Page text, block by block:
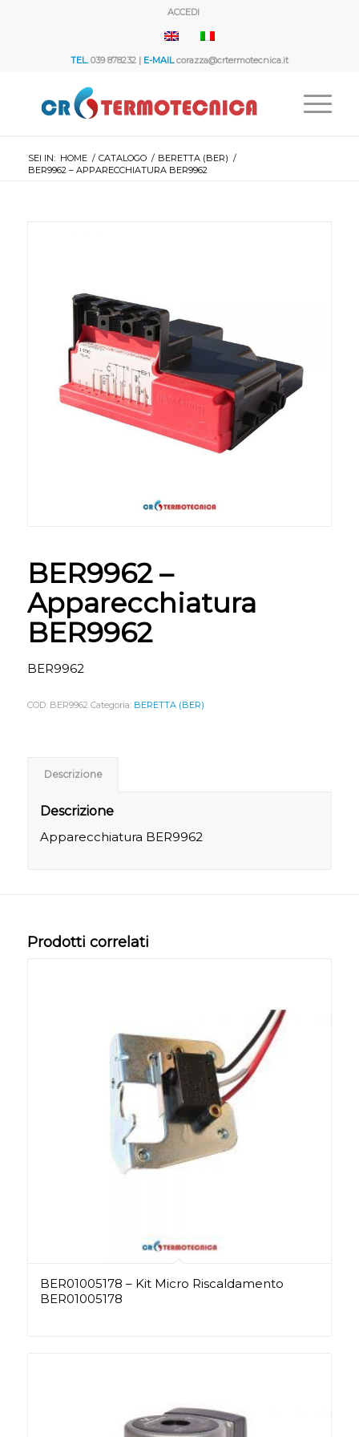
ACCEDI
TEL.039 878232 | E-MAILcorazza@crtermotecnica.it
SEI IN: HOME / CATALOGO / BERETTA (BER) /
BER9962 – APPARECCHIATURA BER9962
BER9962 –
Apparecchiatura
BER9962
BER9962
COD: BER9962 Categoria: BERETTA (BER)
Descrizione
Descrizione
Apparecchiatura BER9962
Prodotti correlati
BER01005178 – Kit Micro Riscaldamento
BER01005178